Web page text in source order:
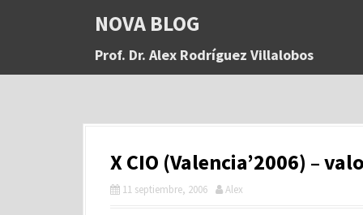
a
NOVA BLOG
Prof. Dr. Alex Rodríguez Villalobos
X CIO (Valencia’2006) –
11 septiembre, 2006 Alex